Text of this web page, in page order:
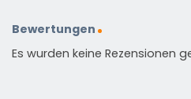
Bewertungen
Es wurden keine Rezensionen